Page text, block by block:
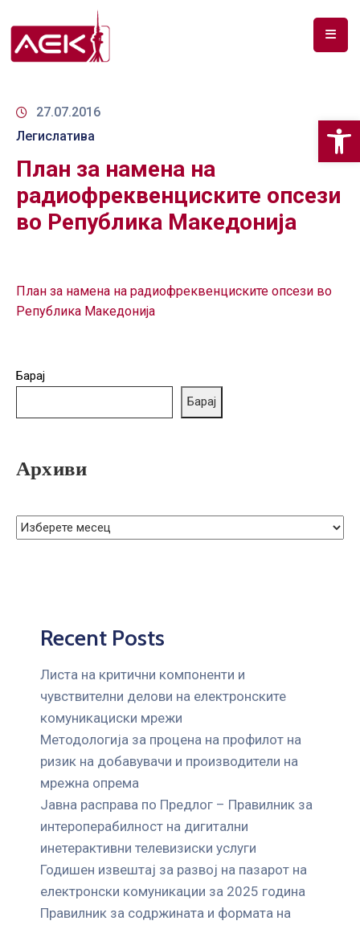
ЗА
ДОКУМЕНТИ
РФ
СПЕКТАР
АНАЛИЗА
НА
ЗА
27.07.2016
Легислатива
План за намена на
радиофреквенциските опсези
во Република Македонија
План за намена на радиофреквенциските опсези во
Република Македонија
Барај
Барај
Архиви
Recent Posts
Листа на критични компоненти и
чувствителни делови на електронските
комуникациски мрежи
Mетодологија за процена на профилот на
ризик на добавувачи и производители на
мрежна опрема
Јавна расправа по Предлог – Правилник за
интероперабилност на дигитални
инетерактивни телевизиски услуги
Годишен извештај за развој на пазарот на
електронски комуникации за 2025 година
Правилник за содржината и формата на